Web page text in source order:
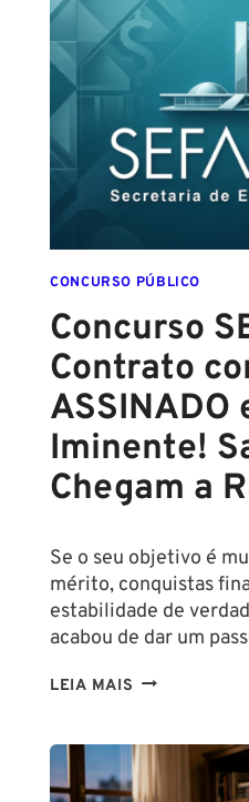
(GCM
SALVADOR):
CONFIRMADO
PARA
SETEMBRO!
CONCURSO PÚBLICO
Concurso
Contrato
ASSINADO
Iminente!
Chegam a
Se o seu objetivo é
mérito, conquistas
estabilidade de
acabou de dar um
LEIA MAIS CONCURSO
CONTRATO
COM